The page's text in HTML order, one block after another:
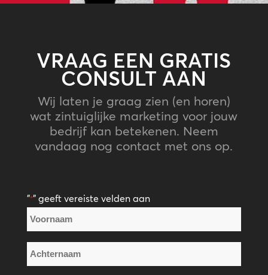
VRAAG EEN GRATIS
CONSULT AAN
Wij laten je graag zien (en horen)
wat zintuiglijke marketing voor jouw
bedrijf kan betekenen. Neem
vandaag nog contact met ons op.
"*" geeft vereiste velden aan
Naam
*
Voornaam